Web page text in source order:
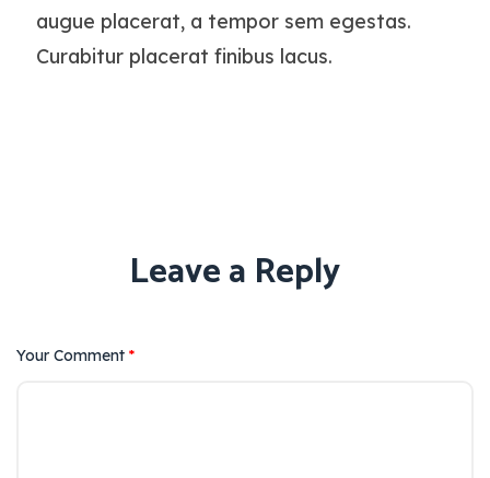
augue placerat, a tempor sem egestas.
Curabitur placerat finibus lacus.
Leave a Reply
Your Comment *